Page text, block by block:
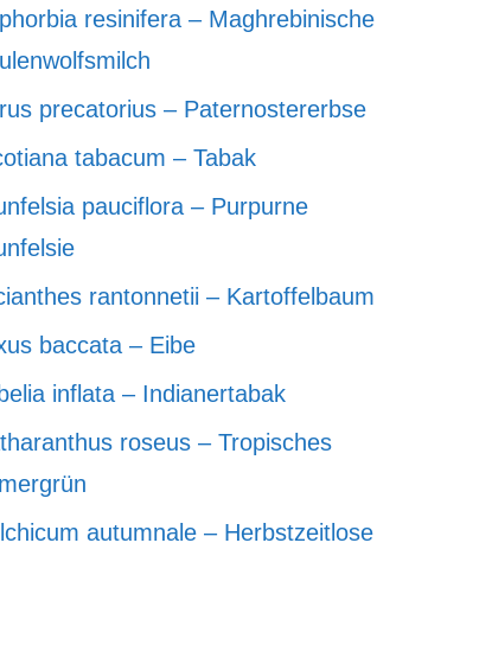
resinifera – Maghrebinische
precatorius – Paternostererbse
tabacum – Tabak
pauciflora – Purpurne
rantonnetii – Kartoffelbaum
baccata – Eibe
inflata – Indianertabak
roseus – Tropisches
autumnale – Herbstzeitlose